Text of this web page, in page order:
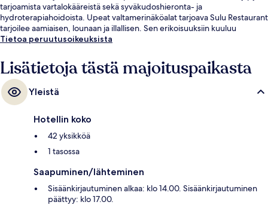
tarjoamista vartalokääreistä sekä syväkudoshieronta- ja
hydroterapiahoidoista. Upeat valtamerinäköalat tarjoava Sulu Restaurant
tarjoilee aamiaisen, lounaan ja illallisen. Sen erikoisuuksiin kuuluu
kansainvälinen keittiö. Muihin tämän luksusluokan lomakeskuksen
kuntokeskus. Matkailijat arvostavat majoituspaikan avuliasta
henkilökuntaa.
Tietoa peruutusoikeuksista
Lisätietoja tästä majoituspaikasta
Yleistä
Hotellin koko
42 yksikköä
1 tasossa
Saapuminen/lähteminen
Sisäänkirjautuminen alkaa: klo 14.00. Sisäänkirjautuminen
päättyy: klo 17.00.